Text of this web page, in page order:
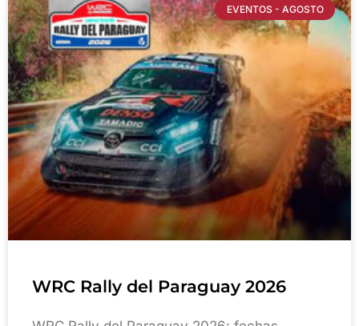
EVENTOS - AGOSTO
WRC Rally del Paraguay 2026